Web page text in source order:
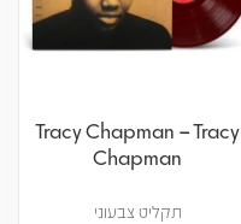
Tracy Chapman – Tracy
Chapman
תקליט צבעוני